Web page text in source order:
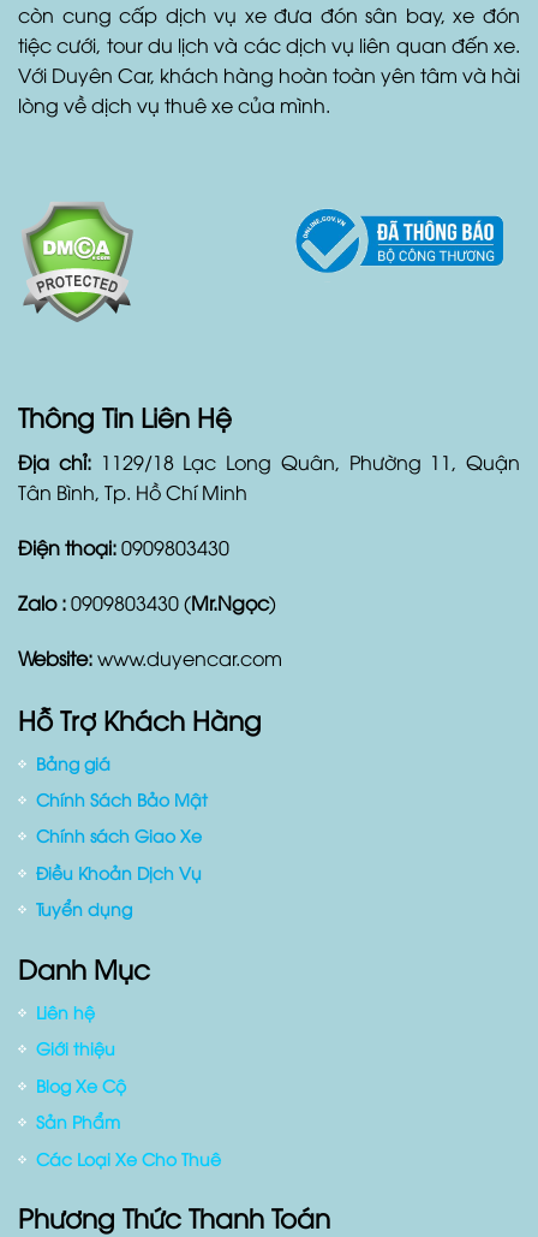
còn cung cấp dịch vụ xe đưa đón sân bay, xe đón
tiệc cưới, tour du lịch và các dịch vụ liên quan đến xe.
Với Duyên Car, khách hàng hoàn toàn yên tâm và hài
lòng về dịch vụ thuê xe của mình.
Thông Tin Liên Hệ
Địa chỉ: 1129/18 Lạc Long Quân, Phường 11, Quận
Tân Bình, Tp. Hồ Chí Minh
Điện thoại:0909803430
Zalo :0909803430 (Mr.Ngọc)
Website:www.duyencar.com
Hỗ Trợ Khách Hàng
Bảng giá
Chính Sách Bảo Mật
Chính sách Giao Xe
Điều Khoản Dịch Vụ
Tuyển dụng
Danh Mục
Liên hệ
Giới thiệu
Blog Xe Cộ
Sản Phẩm
Các Loại Xe Cho Thuê
Phương Thức Thanh Toán